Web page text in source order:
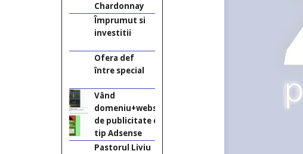
Chardonnay
Împrumut si
investitii
Ofera def
între special
Vând
domeniu+website
de publicitate de
tip Adsense
Pastorul Liviu